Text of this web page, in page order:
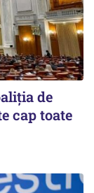
de
cap toate